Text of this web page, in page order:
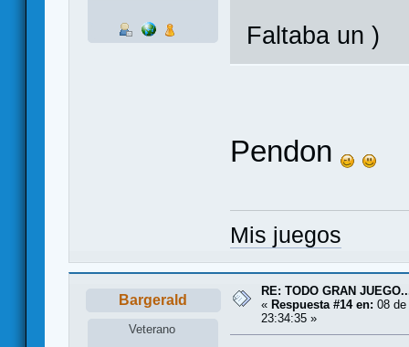
Faltaba un )
Pendon
Mis juegos
Bargerald
Veterano
RE: TODO GRAN
« Respuesta #14 en: 08 de
23:34:35 »